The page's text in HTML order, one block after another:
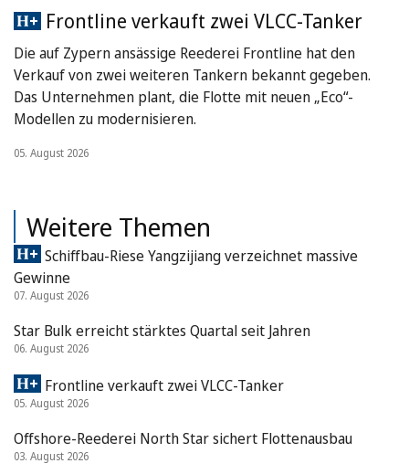
Frontline verkauft zwei VLCC-Tanker
Die auf Zypern ansässige Reederei Frontline hat den
Verkauf von zwei weiteren Tankern bekannt gegeben.
Das Unternehmen plant, die Flotte mit neuen „Eco“-
Modellen zu modernisieren.
05. August 2026
Weitere Themen
Schiffbau-Riese Yangzijiang verzeichnet massive
Gewinne
07. August 2026
Star Bulk erreicht stärktes Quartal seit Jahren
06. August 2026
Frontline verkauft zwei VLCC-Tanker
05. August 2026
Offshore-Reederei North Star sichert Flottenausbau
03. August 2026